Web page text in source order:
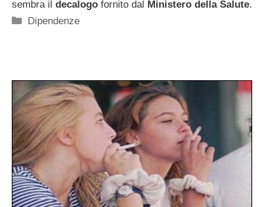
sembra il decalogo fornito dal Ministero della Salute.
Categorie
Dipendenze